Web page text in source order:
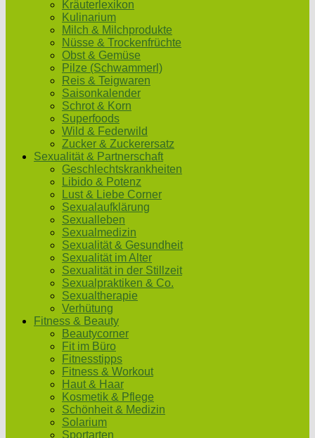
Kräuterlexikon
Kulinarium
Milch & Milchprodukte
Nüsse & Trockenfrüchte
Obst & Gemüse
Pilze (Schwammerl)
Reis & Teigwaren
Saisonkalender
Schrot & Korn
Superfoods
Wild & Federwild
Zucker & Zuckerersatz
Sexualität & Partnerschaft
Geschlechtskrankheiten
Libido & Potenz
Lust & Liebe Corner
Sexualaufklärung
Sexualleben
Sexualmedizin
Sexualität & Gesundheit
Sexualität im Alter
Sexualität in der Stillzeit
Sexualpraktiken & Co.
Sexualtherapie
Verhütung
Fitness & Beauty
Beautycorner
Fit im Büro
Fitnesstipps
Fitness & Workout
Haut & Haar
Kosmetik & Pflege
Schönheit & Medizin
Solarium
Sportarten